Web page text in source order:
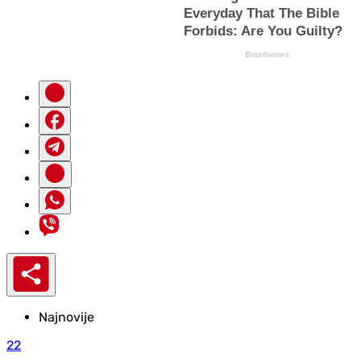
Najnovije
22